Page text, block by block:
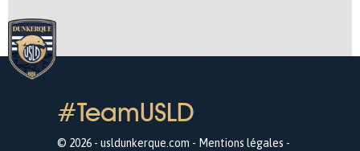
#TeamUSLD
© 2026 - usldunkerque.com - Mentions légales -